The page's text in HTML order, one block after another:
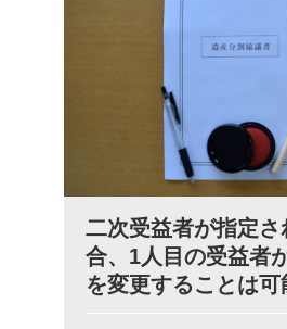
二次受益者が指定さ
合、1人目の受益者
を変更することは可